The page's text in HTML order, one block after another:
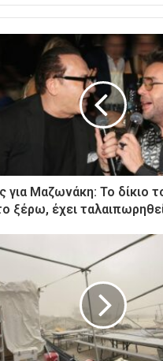
για Μαζωνάκη: Το δίκιο
ξέρω, έχει